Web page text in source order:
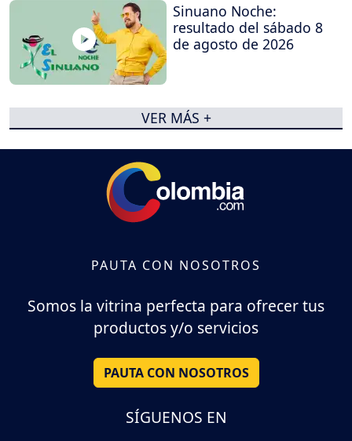
Sinuano Noche:
resultado del sábado 8
de agosto de 2026
VER MÁS +
PAUTA CON NOSOTROS
Somos la vitrina perfecta para ofrecer tus
productos y/o servicios
PAUTA CON NOSOTROS
SÍGUENOS EN